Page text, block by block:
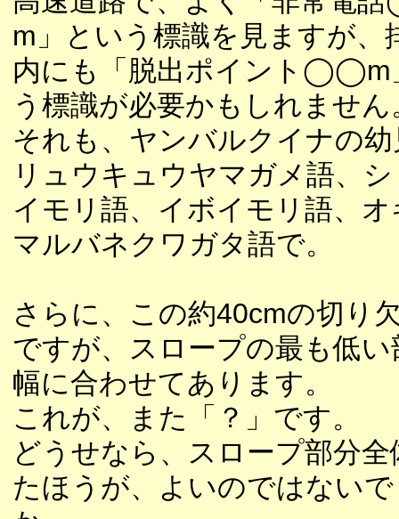
m」という標識を見ますが、
内にも「脱出ポイント◯◯m
う標識が必要かもしれません
それも、ヤンバルクイナの幼
リュウキュウヤマガメ語、
イモリ語、イボイモリ語、
マルバネクワガタ語で。
さらに、この約40cmの切り
ですが、スロープの最も低い
幅に合わせてあります。
これが、また「？」です。
どうせなら、スロープ部分全
たほうが、よいのではない